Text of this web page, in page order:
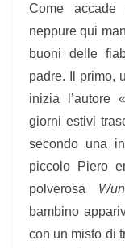
Come
neppure qui
buoni delle
padre. Il primo,
inizia l’autore
giorni estivi
secondo una
piccolo Piero
polverosa
bambino
con un misto di